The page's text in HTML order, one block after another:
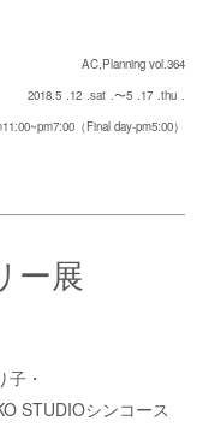
AC,Planning vol.364
2018.5 .12 .sat .〜5 .17 .thu .
（Final day-pm5:00）
ー展
子・
STUDIOシンコース